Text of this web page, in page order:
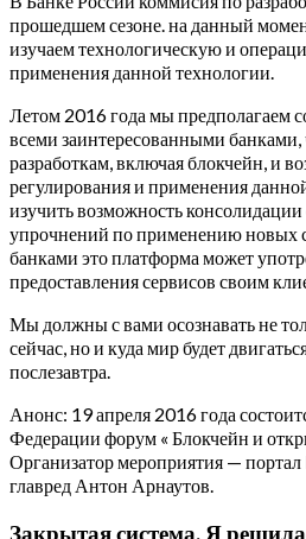
прошедшем сезоне. на данный
изучаем технологическую и
применения данной технологии.
Летом 2016 года мы предполагаем
всеми заинтересованными
разработкам, включая блокчейн, и
регулирования и применения
изучить возможность
упрочнений по применению новых
банками это платформа может
предоставления сервисов своим
Мы должны с вами осознавать не
сейчас, но и куда мир будет
послезавтра.
Анонс: 19 апреля 2016 года
Федерации форум « Блокчейн и
Организатор мероприятия —
главред Антон Арнаутов.
Закрытая система. Я